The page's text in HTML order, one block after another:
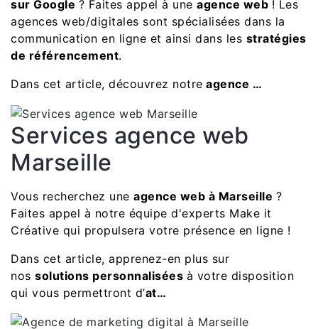
sur Google ? Faites appel à une agence web ! Les
agences web/digitales sont spécialisées dans la
communication en ligne et ainsi dans les stratégies
de référencement.
Dans cet article, découvrez notre agence …
Services agence web
Marseille
Vous recherchez une agence web à Marseille ?
Faites appel à notre équipe d'experts Make it
Créative qui propulsera votre présence en ligne !
Dans cet article, apprenez-en plus sur
nos solutions personnalisées à votre disposition
qui vous permettront d’at…